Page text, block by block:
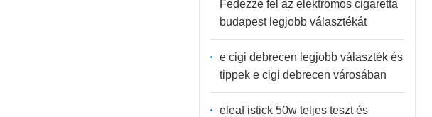
Fedezze fel az elektromos cigaretta
budapest legjobb választékát
e cigi debrecen legjobb választék és
tippek e cigi debrecen városában
eleaf istick 50w teljes teszt és